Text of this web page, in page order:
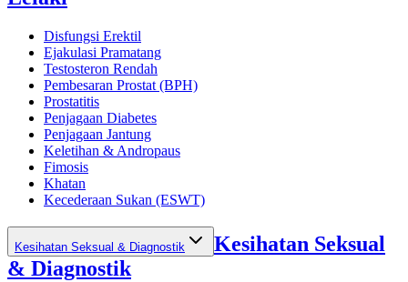
Disfungsi Erektil
Ejakulasi Pramatang
Testosteron Rendah
Pembesaran Prostat (BPH)
Prostatitis
Penjagaan Diabetes
Penjagaan Jantung
Keletihan & Andropaus
Fimosis
Khatan
Kecederaan Sukan (ESWT)
Kesihatan Seksual & Diagnostik
Kesihatan Seksual
& Diagnostik